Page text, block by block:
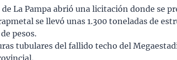
La Pampa abrió una licitación donde se
se llevó unas 1.300 toneladas de
pesos.
tubulares del fallido techo del